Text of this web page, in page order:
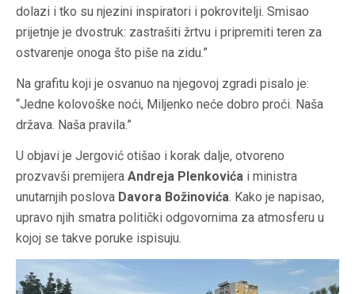
dolazi i tko su njezini inspiratori i pokrovitelji. Smisao
prijetnje je dvostruk: zastrašiti žrtvu i pripremiti teren za
ostvarenje onoga što piše na zidu.”
Na grafitu koji je osvanuo na njegovoj zgradi pisalo je:
“Jedne kolovoške noći, Miljenko neće dobro proći. Naša
država. Naša pravila.”
U objavi je Jergović otišao i korak dalje, otvoreno
prozvavši premijera Andreja Plenkovića i ministra
unutarnjih poslova Davora Božinovića. Kako je napisao,
upravo njih smatra politički odgovornima za atmosferu u
kojoj se takve poruke ispisuju.